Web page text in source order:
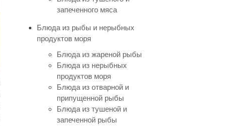
запеченного мяса
Блюда из рыбы и нерыбных
продуктов моря
Блюда из жареной рыбы
Блюда из нерыбных
продуктов моря
Блюда из отварной и
припущенной рыбы
Блюда из тушеной и
запеченной рыбы